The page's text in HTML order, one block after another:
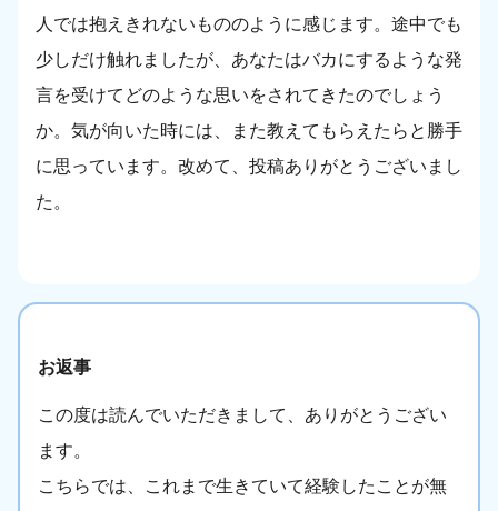
人では抱えきれないもののように感じます。途中でも
少しだけ触れましたが、あなたはバカにするような発
言を受けてどのような思いをされてきたのでしょう
か。気が向いた時には、また教えてもらえたらと勝手
に思っています。改めて、投稿ありがとうございまし
た。
お返事
この度は読んでいただきまして、ありがとうござい
ます。
こちらでは、これまで生きていて経験したことが無